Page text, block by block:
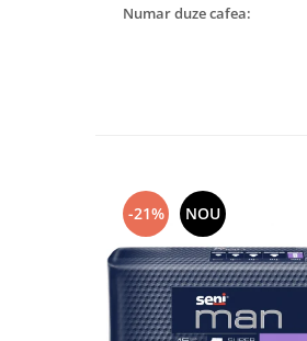
Numar duze cafea:
-21% NOU